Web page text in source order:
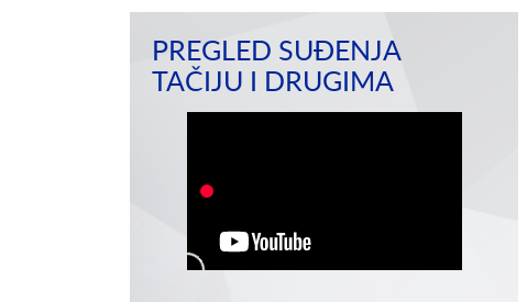
PREGLED SUĐENJA
TAČIJU I DRUGIMA